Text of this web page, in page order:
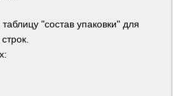
"состав упаковки" для